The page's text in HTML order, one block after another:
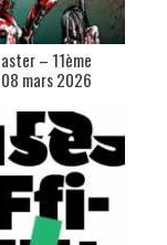
– 11ème
mars 2026